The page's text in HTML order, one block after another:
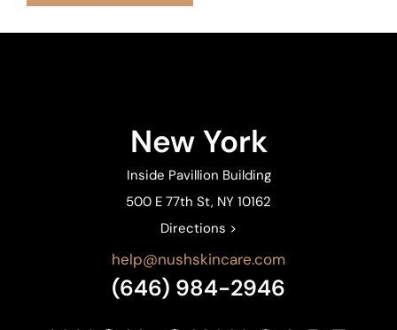
New York
Inside Pavillion Building
500 E 77th St, NY 10162
Directions >
help@nushskincare.com
(646) 984-2946